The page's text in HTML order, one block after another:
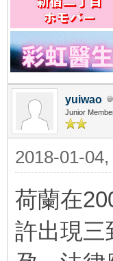
yuiwao
Junior
2018-01-
荷蘭在
許出現三